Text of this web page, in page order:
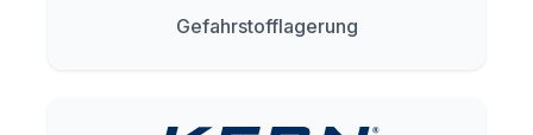
Gefahrstofflagerung